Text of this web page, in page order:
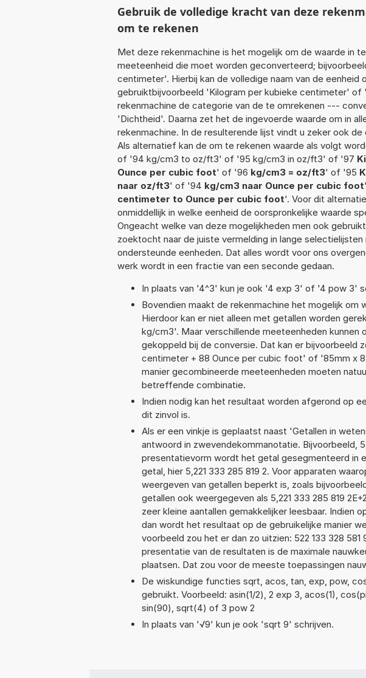
Gebruik de volledige kracht van deze
om te rekenen
Met deze rekenmachine is het mogelijk om de waarde in
meeteenheid die moet worden geconverteerd;
centimeter'. Hierbij kan de volledige naam van de
gebruiktbijvoorbeeld 'Kilogram per kubieke centimeter'
rekenmachine de categorie van de te omrekenen ---
'Dichtheid'. Daarna zet het de ingevoerde waarde om in
rekenmachine. In de resulterende lijst vindt u zeker ook
Als alternatief kan de om te rekenen waarde als volgt
of '94 kg/cm3 to oz/ft3' of '95 kg/cm3 in oz/ft3' of '97
Ounce per cubic foot' of '96 kg/cm3 = oz/ft3' of '95
naar oz/ft3' of '94 kg/cm3 naar Ounce per cubic foot
centimeter to Ounce per cubic foot'. Voor dit
onmiddellijk in welke eenheid de oorspronkelijke waarde
Ongeacht welke van deze mogelijkheden men ook
zoektocht naar de juiste vermelding in lange
ondersteunde eenheden. Dat alles wordt voor ons
werk wordt in een fractie van een seconde gedaan.
In plaats van '4^3' kun je ook '4 exp 3' of '4 pow 3'
Bovendien maakt de rekenmachine het mogelijk om
Hierdoor kan er niet alleen met getallen worden
kg/cm3'. Maar verschillende meeteenheden kunnen
gekoppeld bij de conversie. Dat kan er bijvoorbeeld
centimeter + 88 Ounce per cubic foot' of '85mm x
manier gecombineerde meeteenheden moeten
betreffende combinatie.
Indien nodig kan het resultaat worden afgerond op
dit zinvol is.
Als er een vinkje is geplaatst naast 'Getallen in
antwoord in zwevendekommanotatie. Bijvoorbeeld,
presentatievorm wordt het getal gesegmenteerd in
getal, hier 5,221 333 285 819 2. Voor apparaten
weergeven van getallen beperkt is, zoals
getallen ook weergegeven als 5,221 333 285 819
zeer kleine aantallen gemakkelijker leesbaar. Indien
dan wordt het resultaat op de gebruikelijke manier
voorbeeld zou het er dan zo uitzien: 522 133 328
presentatie van de resultaten is de maximale
plaatsen. Dat zou voor de meeste toepassingen
De wiskundige functies sqrt, acos, tan, exp, pow,
gebruikt. Voorbeeld: asin(1/2), 2 exp 3, acos(1),
sin(90), sqrt(4) of 3 pow 2
In plaats van '√9' kun je ook 'sqrt 9' schrijven.